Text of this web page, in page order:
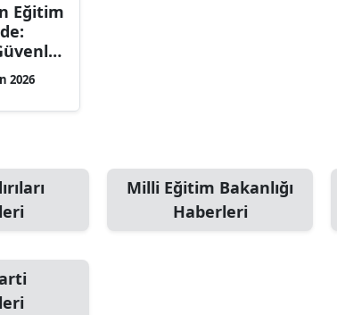
Eğitim
2026
Milli Eğitim Bakanlığı
Haberleri